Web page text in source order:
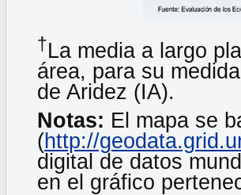
†La media a largo
área, para su
de Aridez (IA).
Notas: El mapa se
(http://
digital de datos
en el gráfico